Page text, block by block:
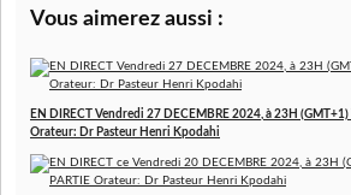
Vous aimerez aussi :
EN DIRECT Vendredi 27 DECEMBRE 2024, à 23H
Orateur: Dr Pasteur Henri Kpodahi